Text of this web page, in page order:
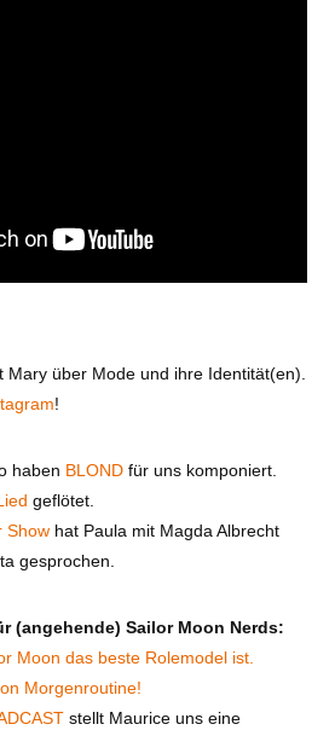
Mary über Mode und ihre Identität(en).
!
haben BLOND für uns komponiert.
geflötet.
Show hat Paula mit Magda Albrecht
gesprochen.
(angehende) Sailor Moon Nerds:
Moon das beste Rolemodel ist.
Morgenroutine!
stellt Maurice uns eine